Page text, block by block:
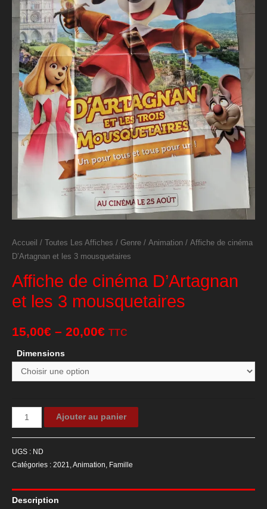
Accueil / Toutes Les Affiches / Genre / Animation / Affiche de cinéma
D’Artagnan et les 3 mousquetaires
Affiche de cinéma D’Artagnan
et les 3 mousquetaires
15,00€ – 20,00€ TTC
Dimensions
quantité
de
D'Artagnan
et
Ajouter au panier
UGS : ND
Catégories : 2021,Animation, Famille
Description